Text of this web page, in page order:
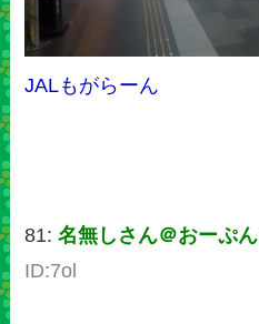
JALもがらーん
81:名無しさん＠おーぷん
ID:7ol